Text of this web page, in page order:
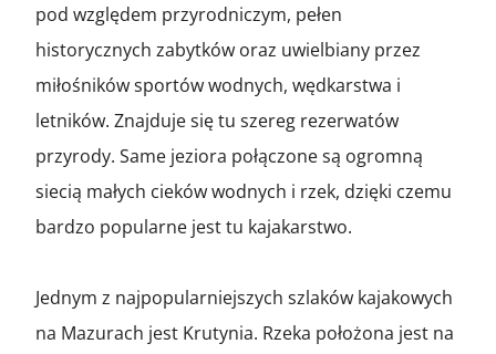
pod względem przyrodniczym, pełen
historycznych zabytków oraz uwielbiany przez
miłośników sportów wodnych, wędkarstwa i
letników. Znajduje się tu szereg rezerwatów
przyrody. Same jeziora połączone są ogromną
siecią małych cieków wodnych i rzek, dzięki czemu
bardzo popularne jest tu kajakarstwo.
Jednym z najpopularniejszych szlaków kajakowych
na Mazurach jest Krutynia. Rzeka położona jest na